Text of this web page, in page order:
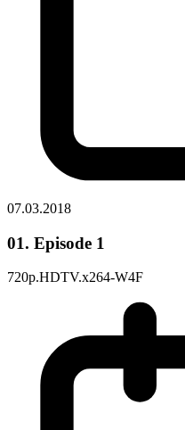
07.03.2018
01. Episode 1
720p.HDTV.x264-W4F